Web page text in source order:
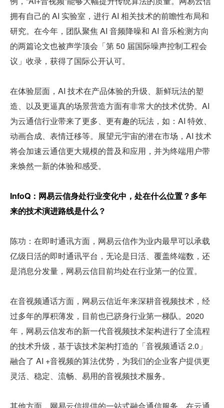
拥有自己的 AI 实验室，进行 AI 相关技术的前瞻性布局和
研究。在今年，团队聚焦 AI 音频降噪和 AI 音乐检测方向
的两篇论文也被声学顶会「第 50 届国际噪声控制工程会
议」收录，获得了国际公开认可。
在体验层面，AI 技术在产品体验的升级、新鲜玩法的塑
造、以及更逼真的场景营造方面有非常大的技术优势。AI
为云通信行业带来了更多、更有趣的玩法，如：AI 特效、
动画合成、表情迁移等。展望元宇宙的潜在市场，AI 技术
将会加速云通信更大规模的普及和应用，并为终端用户带
来焕然一新的体验和感受。
InfoQ：网易云信身处行业变化中，处在什么位置？多年
来的技术演进路线是什么？
陈功：在即时通讯方面，网易云信作为业内最早可以承载
亿级日活的即时通讯平台，无论是日活、覆盖终端数，还
是消息分发量，网易云信目前均处在行业第一的位置。
在音视频通话方面，网易云信近年来深耕音视频技术，经
过多年的厚积薄发，目前也已跻身行业第一梯队。2020
年，网易云信发布的新一代音视频技术架构进行了全流程
的技术升级，基于该技术架构打造的「音视频通话 2.0」
融合了 AI +音视频的算法优势，为我们的企业客户提供更
灵活、稳定、流畅、易用的音视频技术服务。